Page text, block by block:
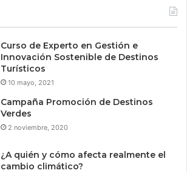
Curso de Experto en Gestión e
Innovación Sostenible de Destinos
Turísticos
10 mayo, 2021
Campaña Promoción de Destinos
Verdes
2 noviembre, 2020
¿A quién y cómo afecta realmente el
cambio climático?